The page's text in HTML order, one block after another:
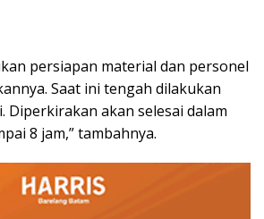
persiapan material dan personel
Saat ini tengah dilakukan
Diperkirakan akan selesai dalam
8 jam,” tambahnya.